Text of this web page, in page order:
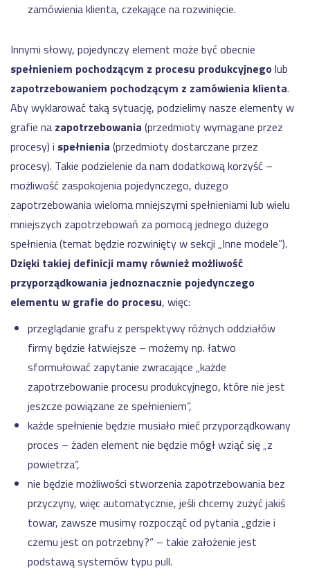
zamówienia klienta, czekające na rozwinięcie.
Innymi słowy, pojedynczy element może być obecnie
spełnieniem pochodzącym z procesu produkcyjnego lub
zapotrzebowaniem pochodzącym z zamówienia klienta.
Aby wyklarować taką sytuację, podzielimy nasze elementy w
grafie na zapotrzebowania (przedmioty wymagane przez
procesy) i spełnienia (przedmioty dostarczane przez
procesy). Takie podzielenie da nam dodatkową korzyść –
możliwość zaspokojenia pojedynczego, dużego
zapotrzebowania wieloma mniejszymi spełnieniami lub wielu
mniejszych zapotrzebowań za pomocą jednego dużego
spełnienia (temat będzie rozwinięty w sekcji „Inne modele”).
Dzięki takiej definicji mamy również możliwość
przyporządkowania jednoznacznie pojedynczego
elementu w grafie do procesu, więc:
przeglądanie grafu z perspektywy różnych oddziałów
firmy będzie łatwiejsze – możemy np. łatwo
sformułować zapytanie zwracające „każde
zapotrzebowanie procesu produkcyjnego, które nie jest
jeszcze powiązane ze spełnieniem”,
każde spełnienie będzie musiało mieć przyporządkowany
proces – żaden element nie będzie mógł wziąć się „z
powietrza”,
nie będzie możliwości stworzenia zapotrzebowania bez
przyczyny, więc automatycznie, jeśli chcemy zużyć jakiś
towar, zawsze musimy rozpocząć od pytania „gdzie i
czemu jest on potrzebny?” – takie założenie jest
podstawą systemów typu pull.